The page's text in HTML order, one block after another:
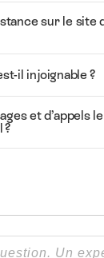
sur le site
il injoignable ?
et d’appels
?